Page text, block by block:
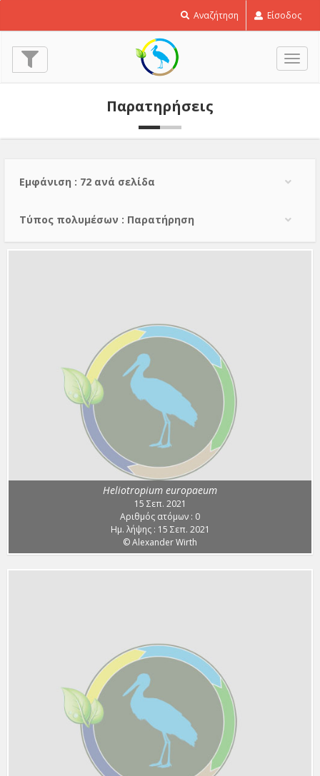
Αναζήτηση Είσοδος
Παρατηρήσεις
Εμφάνιση : 72 ανά σελίδα
Τύπος πολυμέσων : Παρατήρηση
Heliotropium europaeum
15 Σεπ. 2021
Αριθμός ατόμων : 0
Ημ. λήψης : 15 Σεπ. 2021
© Alexander Wirth
europaeum
© Alexander Wirth
(15 Σεπ. 2021)